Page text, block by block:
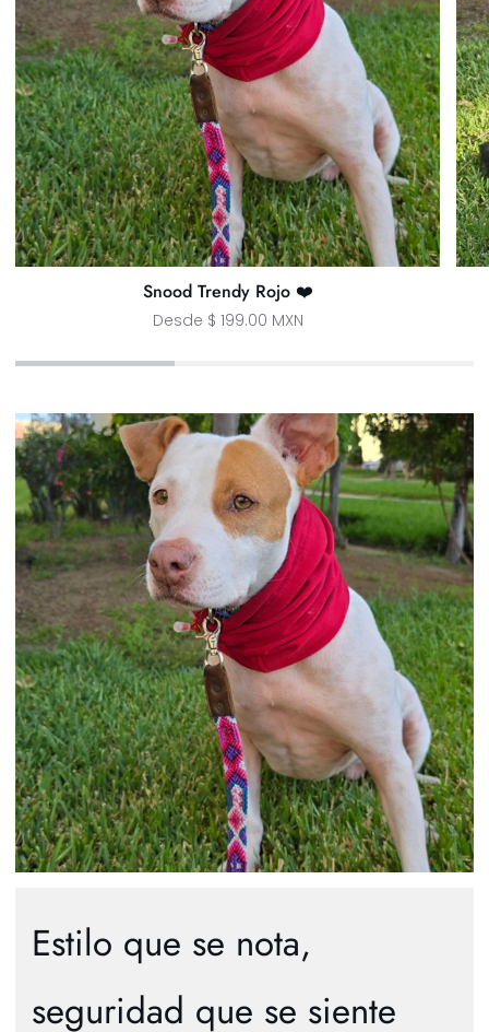
Snood Trendy Rojo ❤️
Desde $ 199.00 MXN
Estilo que se nota,
seguridad que se siente